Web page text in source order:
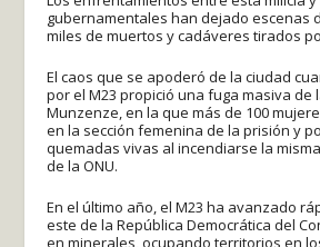
gubernamentales han dejado escenas
miles de muertos y cadáveres tirados
El caos que se apoderó de la ciudad
por el M23 propició una fuga masiva de
Munzenze, en la que más de 100
en la sección femenina de la prisión y
quemadas vivas al incendiarse la
de la ONU.
En el último año, el M23 ha avanzado
este de la República Democrática del
en minerales, ocupando territorios en